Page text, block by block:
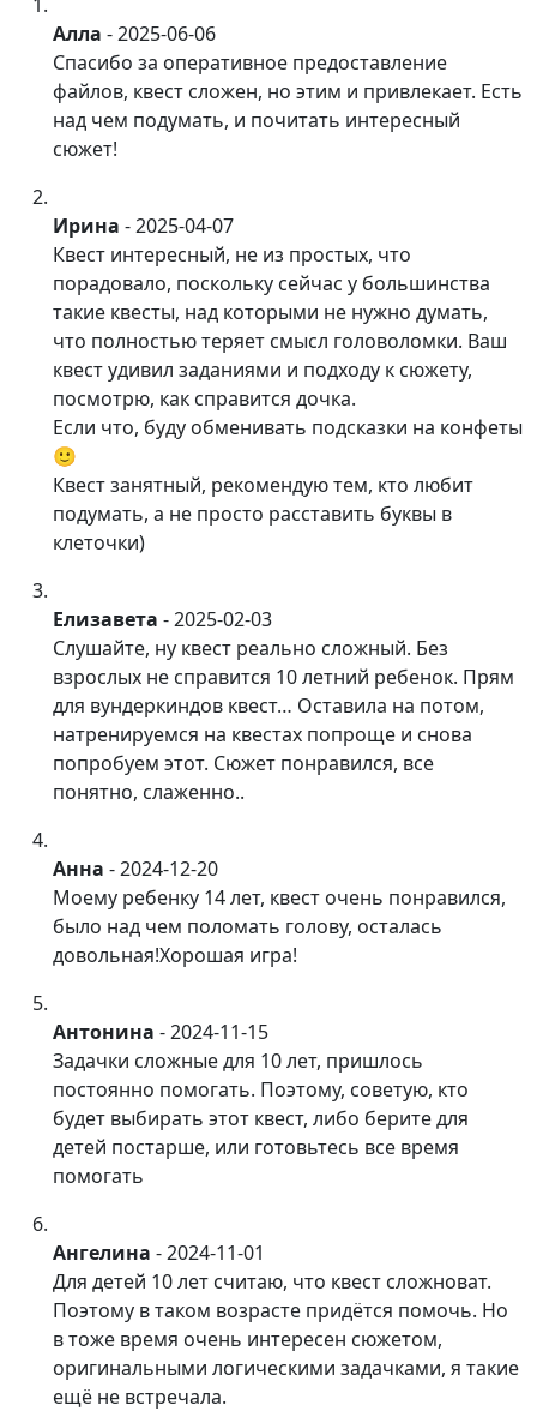
Алла -2025-06-06
Спасибо за оперативное предоставление
файлов, квест сложен, но этим и привлекает. Есть
над чем подумать, и почитать интересный
сюжет!
Ирина -2025-04-07
Квест интересный, не из простых, что
порадовало, поскольку сейчас у большинства
такие квесты, над которыми не нужно думать,
что полностью теряет смысл головоломки. Ваш
квест удивил заданиями и подходу к сюжету,
посмотрю, как справится дочка.
Если что, буду обменивать подсказки на конфеты
🙂
Квест занятный, рекомендую тем, кто любит
подумать, а не просто расставить буквы в
клеточки)
Елизавета -2025-02-03
Слушайте, ну квест реально сложный. Без
взрослых не справится 10 летний ребенок. Прям
для вундеркиндов квест… Оставила на потом,
натренируемся на квестах попроще и снова
попробуем этот. Сюжет понравился, все
понятно, слаженно..
Анна -2024-12-20
Моему ребенку 14 лет, квест очень понравился,
было над чем поломать голову, осталась
довольная!Хорошая игра!
Антонина -2024-11-15
Задачки сложные для 10 лет, пришлось
постоянно помогать. Поэтому, советую, кто
будет выбирать этот квест, либо берите для
детей постарше, или готовьтесь все время
помогать
Ангелина -2024-11-01
Для детей 10 лет считаю, что квест сложноват.
Поэтому в таком возрасте придётся помочь. Но
в тоже время очень интересен сюжетом,
оригинальными логическими задачками, я такие
ещё не встречала.